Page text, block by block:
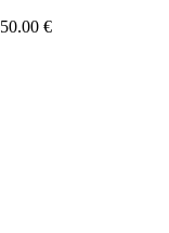
50.00 €